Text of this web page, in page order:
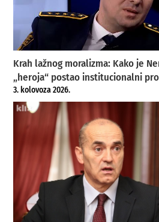
Krah lažnog moralizma: Kako je
„heroja“ postao institucionalni
3. kolovoza 2026.